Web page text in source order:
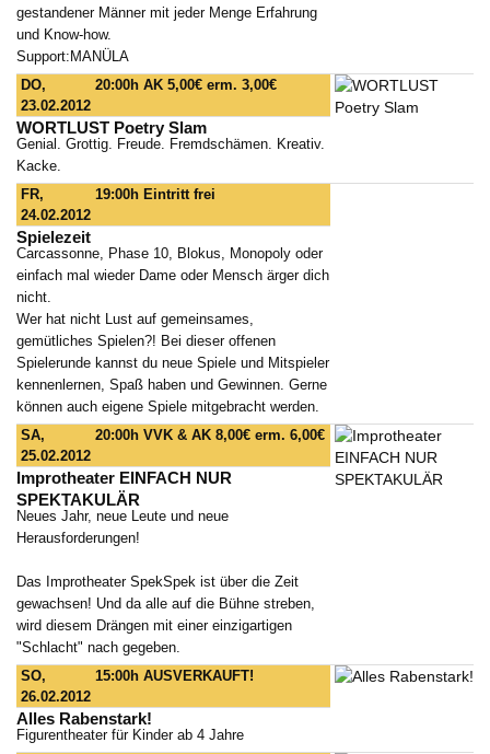
gestandener Männer mit jeder Menge Erfahrung
und Know-how.
Support:MANÜLA
DO,
23.02.2012
20:00h AK 5,00€ erm. 3,00€
WORTLUST Poetry Slam
Genial. Grottig. Freude. Fremdschämen. Kreativ.
Kacke.
FR,
24.02.2012
19:00h Eintritt frei
Spielezeit
Carcassonne, Phase 10, Blokus, Monopoly oder
einfach mal wieder Dame oder Mensch ärger dich
nicht.
Wer hat nicht Lust auf gemeinsames,
gemütliches Spielen?! Bei dieser offenen
Spielerunde kannst du neue Spiele und Mitspieler
kennenlernen, Spaß haben und Gewinnen. Gerne
können auch eigene Spiele mitgebracht werden.
SA,
25.02.2012
20:00h VVK & AK 8,00€ erm. 6,00€
Improtheater EINFACH NUR
SPEKTAKULÄR
Neues Jahr, neue Leute und neue
Herausforderungen!
Das Improtheater SpekSpek ist über die Zeit
gewachsen! Und da alle auf die Bühne streben,
wird diesem Drängen mit einer einzigartigen
"Schlacht" nach gegeben.
SO,
26.02.2012
15:00h AUSVERKAUFT!
Alles Rabenstark!
Figurentheater für Kinder ab 4 Jahre